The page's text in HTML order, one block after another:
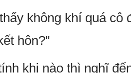
không khí quá cô
hôn?"
khi nào thì nghĩ